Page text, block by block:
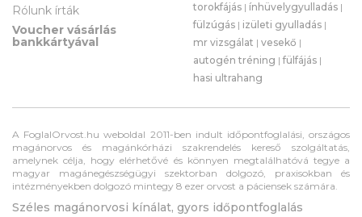
Rólunk írták
Voucher vásárlás
bankkártyával
torokfájás | ínhüvelygyulladás |
fülzúgás | izületi gyulladás |
mr vizsgálat | vesekő |
autogén tréning |fülfájás |
hasi ultrahang
A FoglalOrvost.hu weboldal 2011-ben indult időpontfoglalási, országos
magánorvos és magánkórházi szakrendelés kereső szolgáltatás,
amelynek célja, hogy elérhetővé és könnyen megtalálhatóvá tegye a
magyar magánegészségügyi szektorban dolgozó, praxisokban és
intézményekben dolgozó mintegy 8 ezer orvost a páciensek számára.
Széles magánorvosi kínálat, gyors időpontfoglalás